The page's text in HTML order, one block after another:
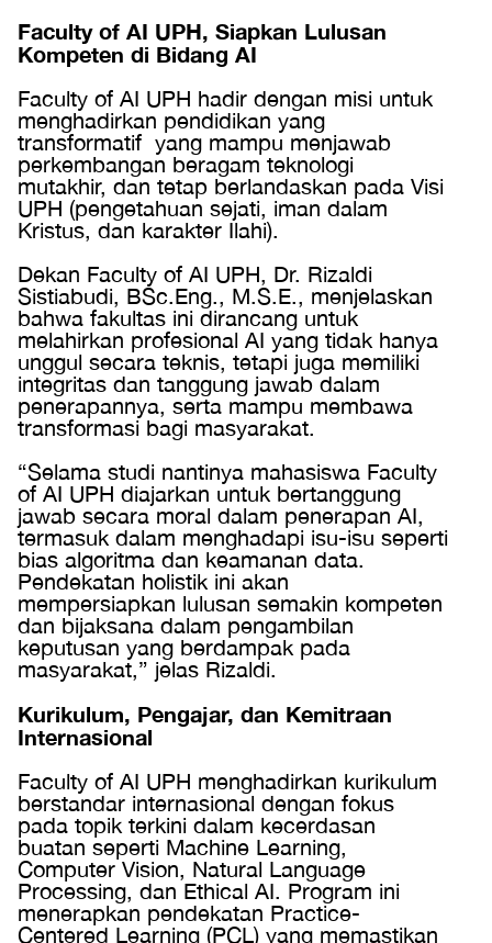
Faculty of AI UPH, Siapkan Lulusan
Kompeten di Bidang AI
Faculty of AI UPH hadir dengan misi untuk
menghadirkan pendidikan yang
transformatif yang mampu menjawab
perkembangan beragam teknologi
mutakhir, dan tetap berlandaskan pada Visi
UPH (pengetahuan sejati, iman dalam
Kristus, dan karakter Ilahi).
Dekan Faculty of AI UPH, Dr. Rizaldi
Sistiabudi, BSc.Eng., M.S.E., menjelaskan
bahwa fakultas ini dirancang untuk
melahirkan profesional AI yang tidak hanya
unggul secara teknis, tetapi juga memiliki
integritas dan tanggung jawab dalam
penerapannya, serta mampu membawa
transformasi bagi masyarakat.
“Selama studi nantinya mahasiswa Faculty
of AI UPH diajarkan untuk bertanggung
jawab secara moral dalam penerapan AI,
termasuk dalam menghadapi isu-isu seperti
bias algoritma dan keamanan data.
Pendekatan holistik ini akan
mempersiapkan lulusan semakin kompeten
dan bijaksana dalam pengambilan
keputusan yang berdampak pada
masyarakat,” jelas Rizaldi.
Kurikulum, Pengajar, dan Kemitraan
Internasional
Faculty of AI UPH menghadirkan kurikulum
berstandar internasional dengan fokus
pada topik terkini dalam kecerdasan
buatan seperti Machine Learning,
Computer Vision, Natural Language
Processing, dan Ethical AI. Program ini
menerapkan pendekatan Practice-
Centered Learning (PCL) yang memastikan